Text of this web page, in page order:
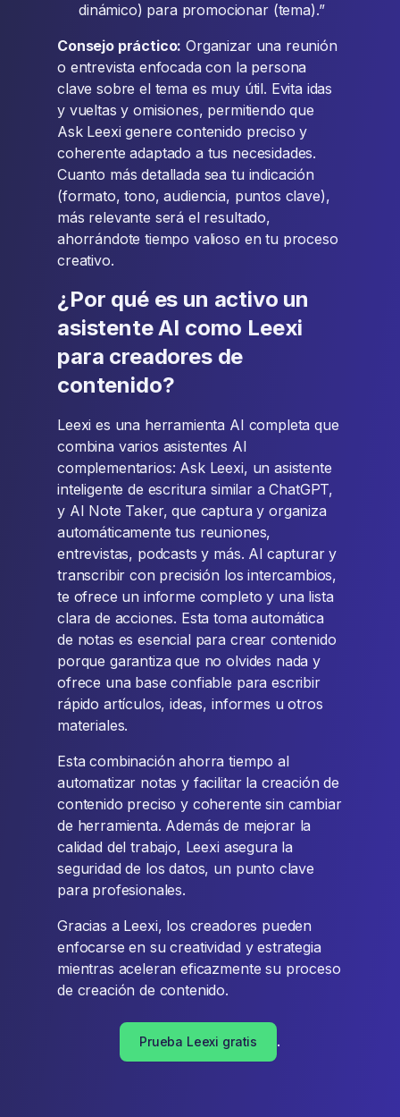
dinámico) para promocionar (tema).”
Consejo práctico: Organizar una reunión
o entrevista enfocada con la persona
clave sobre el tema es muy útil. Evita idas
y vueltas y omisiones, permitiendo que
Ask Leexi genere contenido preciso y
coherente adaptado a tus necesidades.
Cuanto más detallada sea tu indicación
(formato, tono, audiencia, puntos clave),
más relevante será el resultado,
ahorrándote tiempo valioso en tu proceso
creativo.
¿Por qué es un activo un
asistente AI como Leexi
para creadores de
contenido?
Leexi es una herramienta AI completa que
combina varios asistentes AI
complementarios: Ask Leexi, un asistente
inteligente de escritura similar a ChatGPT,
y AI Note Taker, que captura y organiza
automáticamente tus reuniones,
entrevistas, podcasts y más. Al capturar y
transcribir con precisión los intercambios,
te ofrece un informe completo y una lista
clara de acciones. Esta toma automática
de notas es esencial para crear contenido
porque garantiza que no olvides nada y
ofrece una base confiable para escribir
rápido artículos, ideas, informes u otros
materiales.
Esta combinación ahorra tiempo al
automatizar notas y facilitar la creación de
contenido preciso y coherente sin cambiar
de herramienta. Además de mejorar la
calidad del trabajo, Leexi asegura la
seguridad de los datos, un punto clave
para profesionales.
Gracias a Leexi, los creadores pueden
enfocarse en su creatividad y estrategia
mientras aceleran eficazmente su proceso
de creación de contenido.
Prueba Leexi gratis .